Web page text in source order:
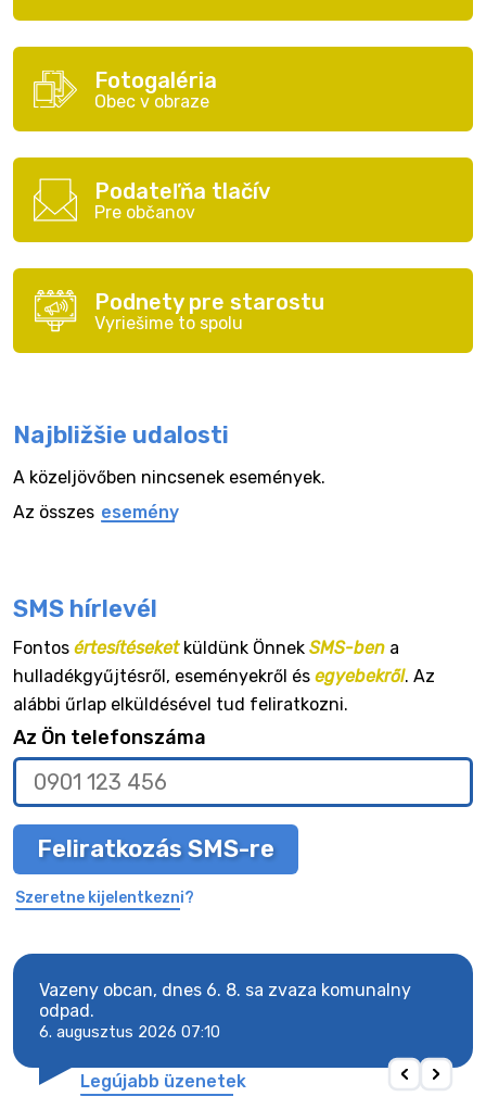
Fotogaléria
Obec v obraze
Podateľňa tlačív
Pre občanov
Podnety pre starostu
Vyriešime to spolu
Najbližšie udalosti
A közeljövőben nincsenek események.
Az összes esemény
SMS hírlevél
Fontos értesítéseketküldünk Önnek SMS-ben a
hulladékgyűjtésről, eseményekről és egyebekről. Az
alábbi űrlap elküldésével tud feliratkozni.
Az Ön telefonszáma
Feliratkozás SMS-re
Szeretne kijelentkezni?
Vazeny obcan, dnes 6. 8. sa zvaza komunalny
odpad.
6. augusztus 2026 07:10
Legújabb üzenetek